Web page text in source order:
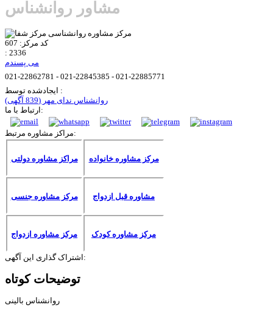
مشاور روانشناس
کد مرکز: 607
: 2336
می پسندم
021-22862781 - 021-22845385 - 021-22885771
ایجادشده توسط :
روانشناس ندای مهر (839 آگهی)
ارتباط با ما:
مراکز مشاوره مرتبط:
مراکز مشاوره دولتی مرکز مشاوره خانواده
مرکز مشاوره جنسی مشاوره قبل ازدواج
مرکز مشاوره ازدواج مرکز مشاوره کودک
اشتراک گذاری این آگهی:
توضیحات کوتاه
روانشناس بالینی